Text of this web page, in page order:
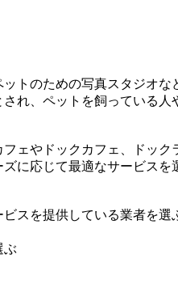
トのための写真スタジオ
れ、ペットを飼っている
やドックカフェ、ドック
に応じて最適なサービスを
スを提供している業者を選
ぶ